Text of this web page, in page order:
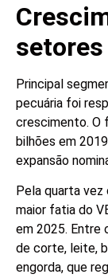
setores
Principal
pecuária foi
crescimento. O
bilhões em
expansão
Pela quarta
maior fatia do
em 2025. Entre
de corte, leite,
engorda, que